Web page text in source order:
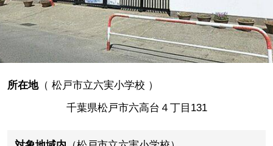
所在地（ 松戸市立六実小学校 ）
千葉県松戸市六高台４丁目131